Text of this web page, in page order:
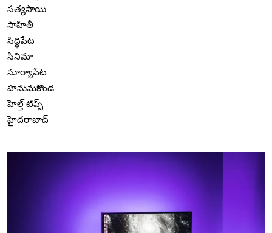
సత్యసాయి
సాహితీ
సిద్ధిపేట
సినిమా
సూర్యాపేట
హనుమకొండ
హెల్త్ టిప్స్
హైదరాబాద్